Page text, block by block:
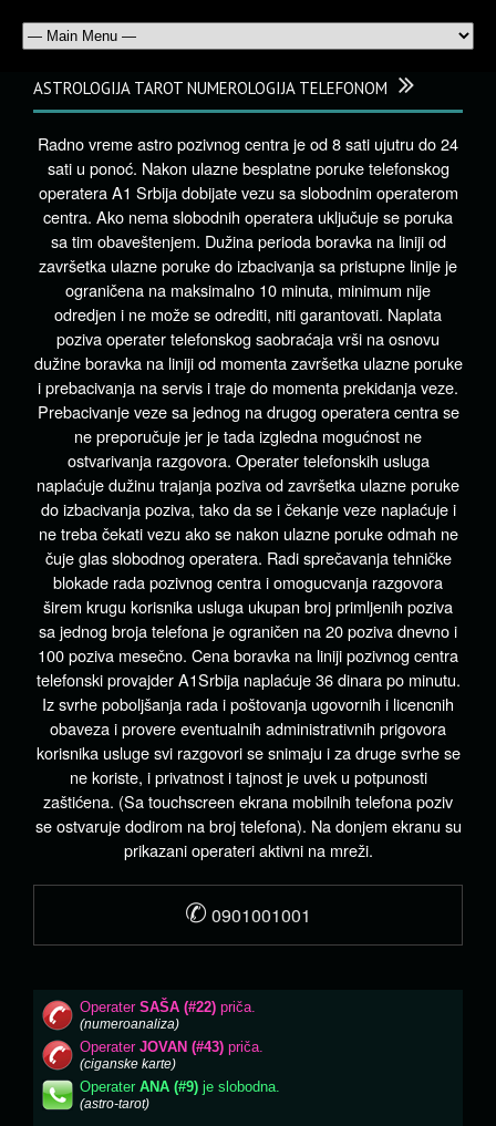
ASTROLOGIJA TAROT NUMEROLOGIJA TELEFONOM
Radno vreme astro pozivnog centra je od 8 sati ujutru do 24
sati u ponoć. Nakon ulazne besplatne poruke telefonskog
operatera A1 Srbija dobijate vezu sa slobodnim operaterom
centra. Ako nema slobodnih operatera uključuje se poruka
sa tim obaveštenjem. Dužina perioda boravka na liniji od
završetka ulazne poruke do izbacivanja sa pristupne linije je
ograničena na maksimalno 10 minuta, minimum nije
odredjen i ne može se odrediti, niti garantovati. Naplata
poziva operater telefonskog saobraćaja vrši na osnovu
dužine boravka na liniji od momenta završetka ulazne poruke
i prebacivanja na servis i traje do momenta prekidanja veze.
Prebacivanje veze sa jednog na drugog operatera centra se
ne preporučuje jer je tada izgledna mogućnost ne
ostvarivanja razgovora. Operater telefonskih usluga
naplaćuje dužinu trajanja poziva od završetka ulazne poruke
do izbacivanja poziva, tako da se i čekanje veze naplaćuje i
ne treba čekati vezu ako se nakon ulazne poruke odmah ne
čuje glas slobodnog operatera. Radi sprečavanja tehničke
blokade rada pozivnog centra i omogucvanja razgovora
širem krugu korisnika usluga ukupan broj primljenih poziva
sa jednog broja telefona je ograničen na 20 poziva dnevno i
100 poziva mesečno. Cena boravka na liniji pozivnog centra
telefonski provajder A1Srbija naplaćuje 36 dinara po minutu.
Iz svrhe poboljšanja rada i poštovanja ugovornih i licencnih
obaveza i provere eventualnih administrativnih prigovora
korisnika usluge svi razgovori se snimaju i za druge svrhe se
ne koriste, i privatnost i tajnost je uvek u potpunosti
zaštićena. (Sa touchscreen ekrana mobilnih telefona poziv
se ostvaruje dodirom na broj telefona). Na donjem ekranu su
prikazani operateri aktivni na mreži.
✆ 0901001001